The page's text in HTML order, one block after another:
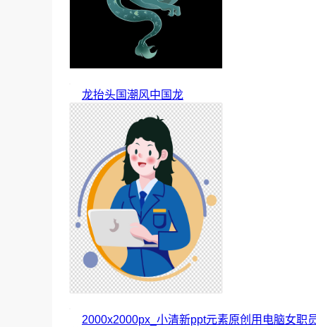
龙抬头国潮风中国龙
2000x2000px_小清新ppt元素原创用电脑女职